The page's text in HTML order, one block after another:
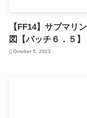
【FF14】サブマ
図【パッチ６．５】
October 5, 2023